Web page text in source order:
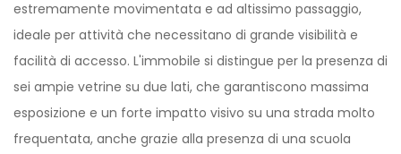
estremamente movimentata e ad altissimo passaggio,
ideale per attività che necessitano di grande visibilità e
facilità di accesso. L'immobile si distingue per la presenza di
sei ampie vetrine su due lati, che garantiscono massima
esposizione e un forte impatto visivo su una strada molto
frequentata, anche grazie alla presenza di una scuola